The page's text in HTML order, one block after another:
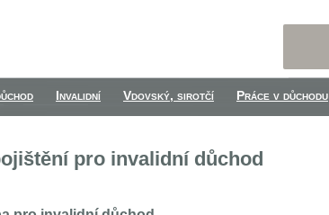
Invalidní Vdovský, sirotčí Práce v důchodu
pro invalidní důchod